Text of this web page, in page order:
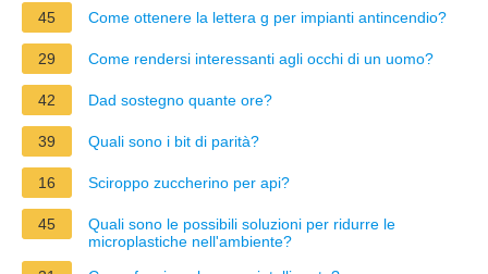
45 Come ottenere la lettera g per impianti antincendio?
29 Come rendersi interessanti agli occhi di un uomo?
42 Dad sostegno quante ore?
39 Quali sono i bit di parità?
16 Sciroppo zuccherino per api?
45
Quali sono le possibili soluzioni per ridurre le
microplastiche nell'ambiente?